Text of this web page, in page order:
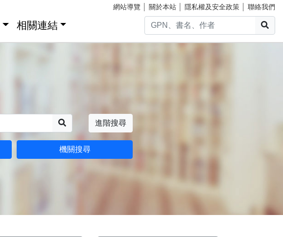
網站導覽 關於本站 隱私權及安全政策 聯絡我們
相關連結
進階搜尋
機關搜尋